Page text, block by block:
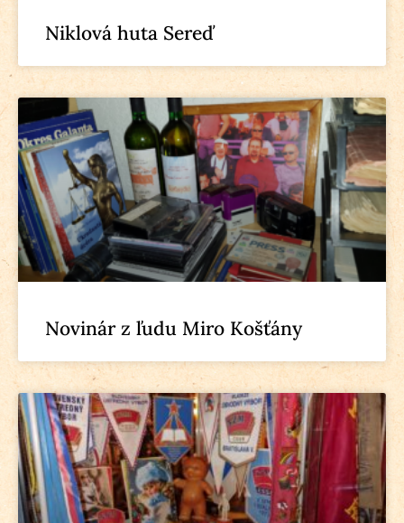
Niklová huta Sereď
Novinár z ľudu Miro Košťány